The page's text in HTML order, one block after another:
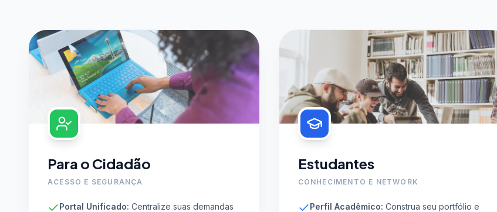
Para o Cidadão
ACESSO E SEGURANÇA
Portal Unificado: Centralize suas demandas
Estudantes
CONHECIMENTO E NETWORK
Perfil Acadêmico: Construa seu portfólio e